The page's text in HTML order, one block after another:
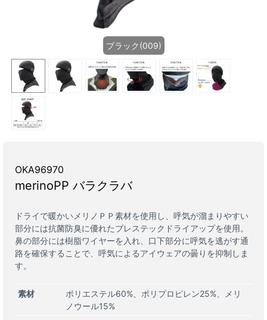
ブラック(009)
OKA96970
merinoPP バラクラバ
ドライで暖かいメリノＰＰ素材を使用し、呼気が溜まりやすい
部分には抗菌防臭に優れたブレステックドライアップを使用。
鼻の部分には樹脂ワイヤーを入れ、口下部分に呼気を逃がす通
路を確保することで、呼気によるアイウェアの曇りを抑制しま
す。
素材
ポリエステル60%、ポリプロピレン25%、メリ
ノウール15%